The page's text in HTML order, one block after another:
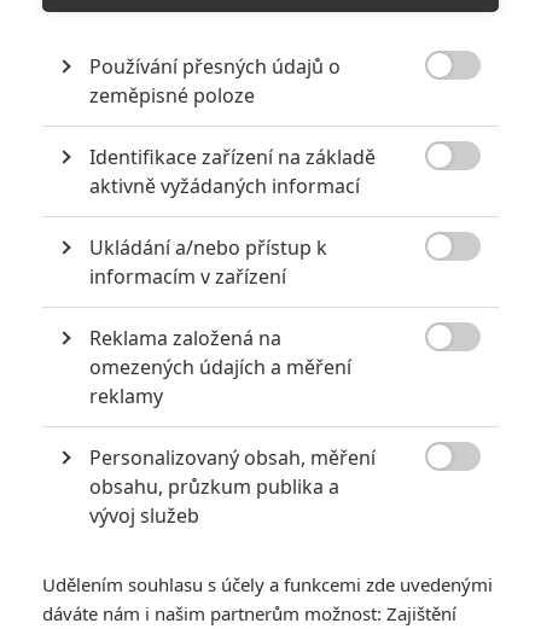
za hlavu a dál pokračovat prostou přítomností, kterou představují
kolegyně, zběhlá agentka Nicky (Julia Stiles), která mu připomene,
že na ty nejpalčivější otázky ještě odpovědi nedostal. Když ho pak
málem dostane nájemný zabiják, pustí se znovu do boje s
Agenturou, teď reprezentovanou tvrdým ředitelem Robertem
Deweym (Tommy Lee Jones) a jednou nebezpečně chytrou
analytičkou (Alicia Vikander). Jason Bourne se ocitá na staré
známé horké půdě, kde nemůže věřit nikomu a ničemu a kde
přežití vyžaduje, aby si vzpomněl na to, co se naučil v programu,
který díky němu skončil.
TAGY Jason Bourne
Herec
Herec
Herec
Používání přesných údajů o
zeměpisné poloze
Identifikace zařízení na základě
aktivně vyžádaných informací
Ukládání a/nebo přístup k
informacím v zařízení
Reklama založená na
omezených údajích a měření
reklamy
Personalizovaný obsah, měření
obsahu, průzkum publika a
vývoj služeb
Udělením souhlasu s účely a funkcemi zde uvedenými
dáváte nám i našim partnerům možnost: Zajištění